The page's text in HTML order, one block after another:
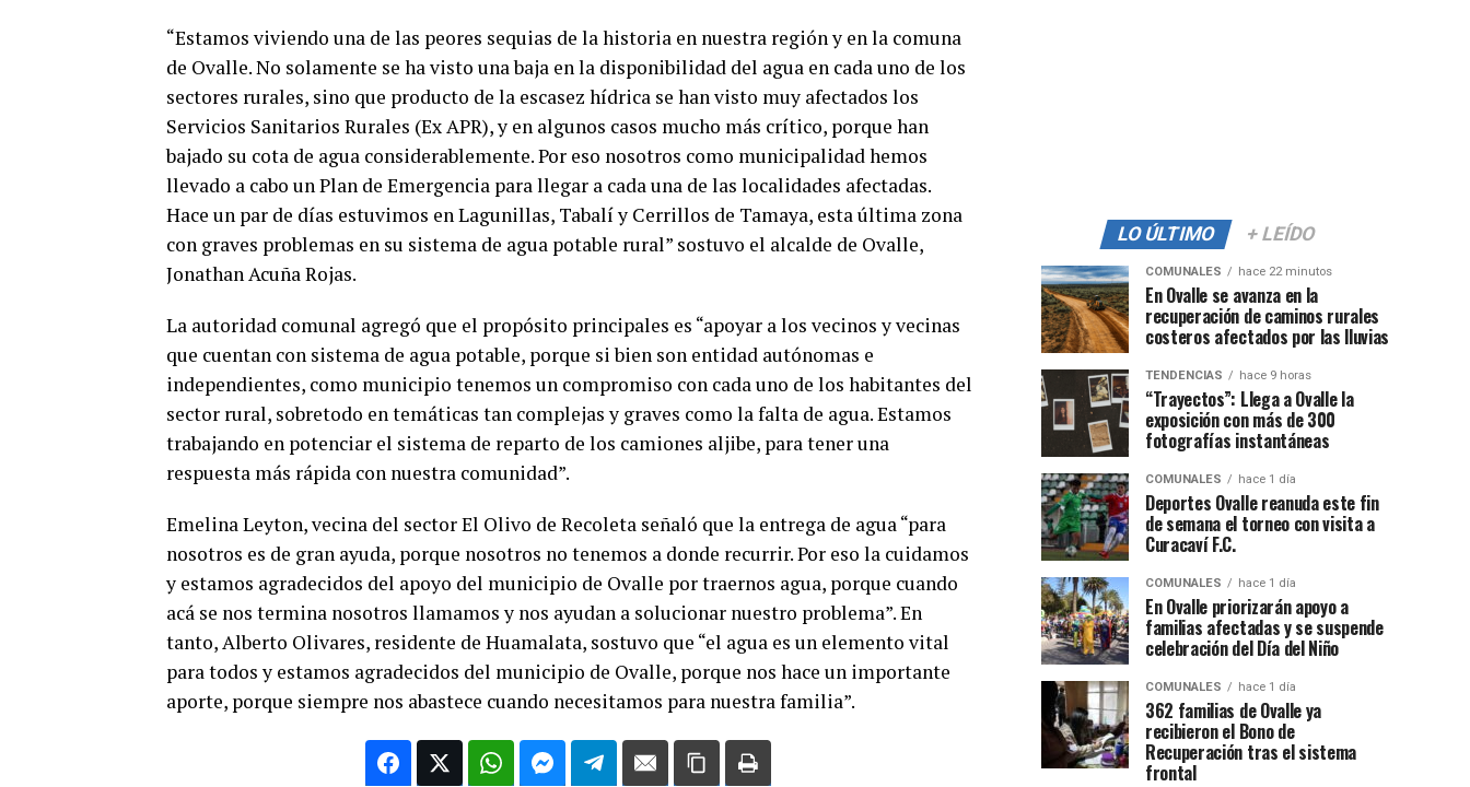
“Estamos viviendo una de las peores sequias de la historia en nuestra región y en la comuna
de Ovalle. No solamente se ha visto una baja en la disponibilidad del agua en cada uno de los
sectores rurales, sino que producto de la escasez hídrica se han visto muy afectados los
Servicios Sanitarios Rurales (Ex APR), y en algunos casos mucho más crítico, porque han
bajado su cota de agua considerablemente. Por eso nosotros como municipalidad hemos
llevado a cabo un Plan de Emergencia para llegar a cada una de las localidades afectadas.
Hace un par de días estuvimos en Lagunillas, Tabalí y Cerrillos de Tamaya, esta última zona
con graves problemas en su sistema de agua potable rural” sostuvo el alcalde de Ovalle,
Jonathan Acuña Rojas.
La autoridad comunal agregó que el propósito principales es “apoyar a los vecinos y vecinas
que cuentan con sistema de agua potable, porque si bien son entidad autónomas e
independientes, como municipio tenemos un compromiso con cada uno de los habitantes del
sector rural, sobretodo en temáticas tan complejas y graves como la falta de agua. Estamos
trabajando en potenciar el sistema de reparto de los camiones aljibe, para tener una
respuesta más rápida con nuestra comunidad”.
Emelina Leyton, vecina del sector El Olivo de Recoleta señaló que la entrega de agua “para
nosotros es de gran ayuda, porque nosotros no tenemos a donde recurrir. Por eso la cuidamos
y estamos agradecidos del apoyo del municipio de Ovalle por traernos agua, porque cuando
acá se nos termina nosotros llamamos y nos ayudan a solucionar nuestro problema”. En
tanto, Alberto Olivares, residente de Huamalata, sostuvo que “el agua es un elemento vital
para todos y estamos agradecidos del municipio de Ovalle, porque nos hace un importante
aporte, porque siempre nos abastece cuando necesitamos para nuestra familia”.
LO ÚLTIMO + LEÍDO
COMUNALES hace 22 minutos
En Ovalle se avanza en la
recuperación de caminos rurales
costeros afectados por las lluvias
TENDENCIAS hace 9 horas
“Trayectos”: Llega a Ovalle la
exposición con más de 300
fotografías instantáneas
COMUNALES hace 1 día
Deportes Ovalle reanuda este fin
de semana el torneo con visita a
Curacaví F.C.
COMUNALES hace 1 día
En Ovalle priorizarán apoyo a
familias afectadas y se suspende
celebración del Día del Niño
COMUNALES hace 1 día
362 familias de Ovalle ya
recibieron el Bono de
Recuperación tras el sistema
frontal